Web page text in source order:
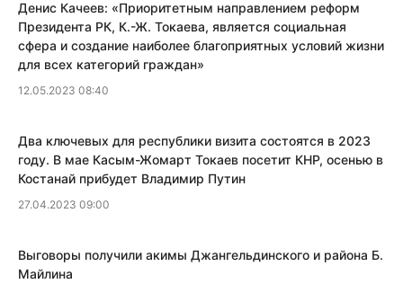
Денис Качеев: «​Приоритетным направлением реформ
Президента РК, К.-Ж. Токаева, является социальная
сфера и создание наиболее благоприятных условий жизни
для всех категорий граждан»
12.05.2023 08:40
Два ключевых для республики визита состоятся в 2023
году. В мае Касым-Жомарт Токаев посетит КНР, осенью в
Костанай прибудет Владимир Путин
27.04.2023 09:00
​Выговоры получили акимы Джангельдинского и района Б.
Майлина